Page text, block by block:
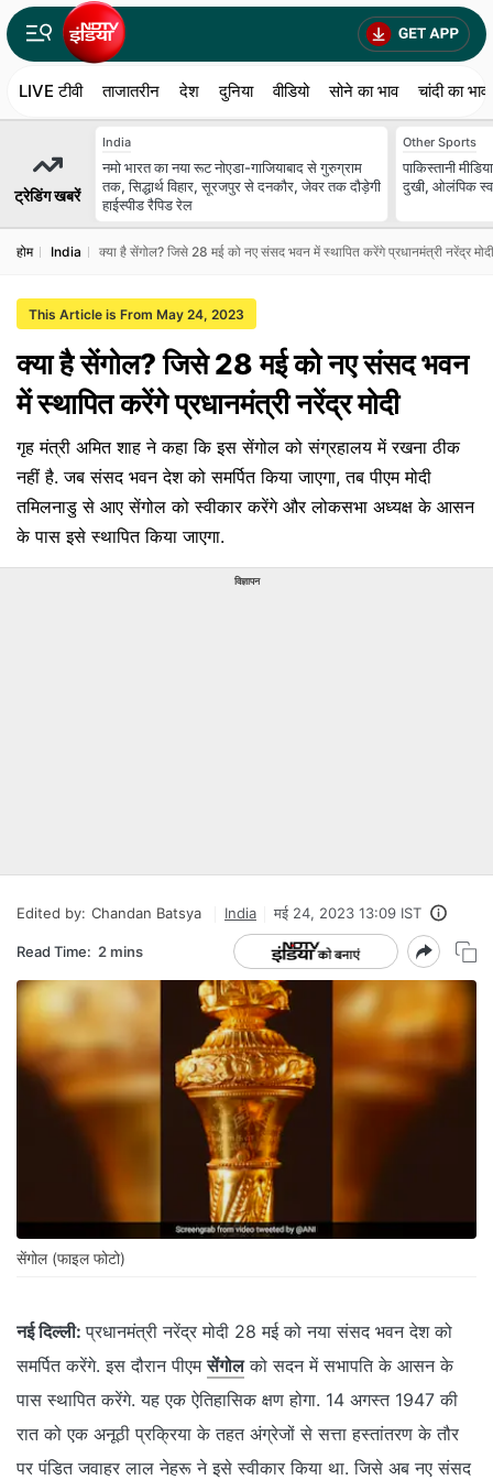
LIVE टीवी ताजातरीन देश दुनिया वीडियो सोने का भाव चांदी का भाव
ट्रेडिंग खबरें
India
नमो भारत का नया रूट नोएडा-गाजियाबाद से गुरुग्राम
तक, सिद्धार्थ विहार, सूरजपुर से दनकौर, जेवर तक दौड़ेगी
हाईस्पीड रैपिड रेल
Other Sports
पाकिस्तानी
दुखी, ओलंपिक
होम India क्या है सेंगोल? जिसे 28 मई को नए संसद भवन में स्थापित करेंगे प्रधानमंत्री नरेंद्र मोदी
This Article is From May 24, 2023
क्या है सेंगोल? जिसे 28 मई को नए संसद भवन
में स्थापित करेंगे प्रधानमंत्री नरेंद्र मोदी
गृह मंत्री अमित शाह ने कहा कि इस सेंगोल को संग्रहालय में रखना ठीक
नहीं है. जब संसद भवन देश को समर्पित किया जाएगा, तब पीएम मोदी
तमिलनाडु से आए सेंगोल को स्वीकार करेंगे और लोकसभा अध्यक्ष के आसन
के पास इसे स्थापित किया जाएगा.
विज्ञापन
Edited by: Chandan Batsya India मई 24, 2023 13:09 IST
Read Time: 2 mins
सेंगोल (फाइल फोटो)
नई दिल्ली: प्रधानमंत्री नरेंद्र मोदी 28 मई को नया संसद भवन देश को
समर्पित करेंगे. इस दौरान पीएमसेंगोलको सदन में सभापति के आसन के
पास स्थापित करेंगे. यह एक ऐतिहासिक क्षण होगा. 14 अगस्त 1947 की
रात को एक अनूठी प्रक्रिया के तहत अंग्रेजों से सत्ता हस्तांतरण के तौर
पर पंडित जवाहर लाल नेहरू ने इसे स्वीकार किया था. जिसे अब नए संसद